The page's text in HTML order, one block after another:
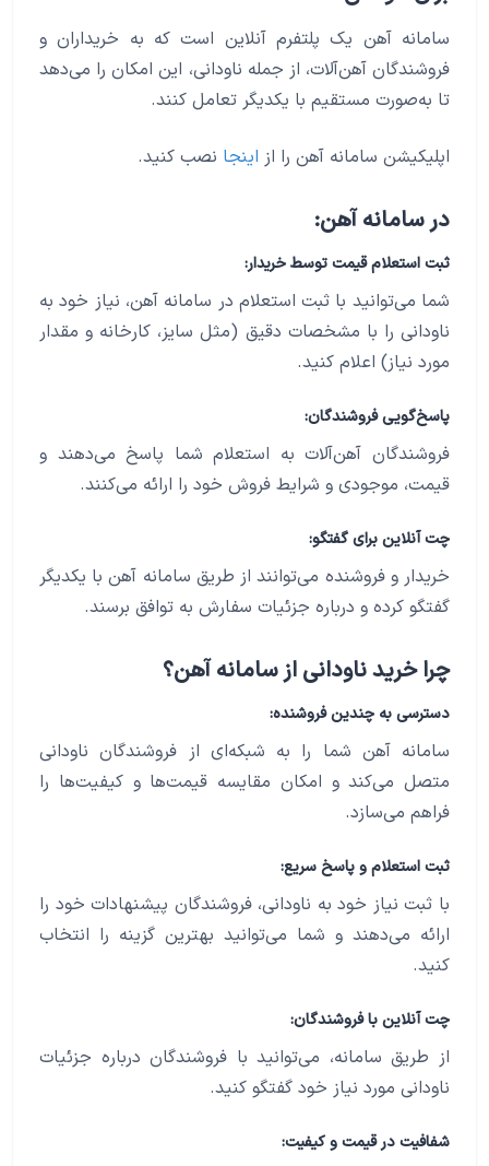
سامانه آهن یک پلتفرم آنلاین است که به خریداران و
فروشندگان آهن‌آلات، از جمله ناودانی، این امکان را می‌دهد
تا به‌صورت مستقیم با یکدیگر تعامل کنند.
اپلیکیشن سامانه آهن را از اینجا نصب کنید.
در سامانه آهن:
ثبت استعلام قیمت توسط خریدار:
شما می‌توانید با ثبت استعلام در سامانه آهن، نیاز خود به
ناودانی را با مشخصات دقیق (مثل سایز، کارخانه و مقدار
مورد نیاز) اعلام کنید.
پاسخ‌گویی فروشندگان:
فروشندگان آهن‌آلات به استعلام شما پاسخ می‌دهند و
قیمت، موجودی و شرایط فروش خود را ارائه می‌کنند.
چت آنلاین برای گفتگو:
خریدار و فروشنده می‌توانند از طریق سامانه آهن با یکدیگر
گفتگو کرده و درباره جزئیات سفارش به توافق برسند.
چرا خرید ناودانی از سامانه آهن؟
دسترسی به چندین فروشنده:
سامانه آهن شما را به شبکه‌ای از فروشندگان ناودانی
متصل می‌کند و امکان مقایسه قیمت‌ها و کیفیت‌ها را
فراهم می‌سازد.
ثبت استعلام و پاسخ سریع:
با ثبت نیاز خود به ناودانی، فروشندگان پیشنهادات خود را
ارائه می‌دهند و شما می‌توانید بهترین گزینه را انتخاب
کنید.
چت آنلاین با فروشندگان:
از طریق سامانه، می‌توانید با فروشندگان درباره جزئیات
ناودانی مورد نیاز خود گفتگو کنید.
شفافیت در قیمت و کیفیت: